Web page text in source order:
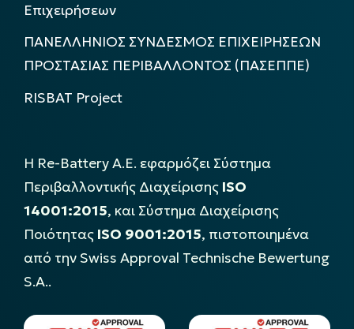
Επιχειρήσεων
ΠΑΝΕΛΛΗΝΙΟΣ ΣΥΝΔΕΣΜΟΣ ΕΠΙΧΕΙΡΗΣΕΩΝ
ΠΡΟΣΤΑΣΙΑΣ ΠΕΡΙΒΑΛΛΟΝΤΟΣ (ΠΑΣΕΠΠΕ)
RISBAT Project
Η Re-Battery Α.Ε. εφαρμόζει Σύστημα
Περιβαλλοντικής Διαχείρισης ISO
14001:2015, και Σύστημα Διαχείρισης
Ποιότητας ISO 9001:2015, πιστοποιημένα
από την Swiss Approval Technische Bewertung
S.A..